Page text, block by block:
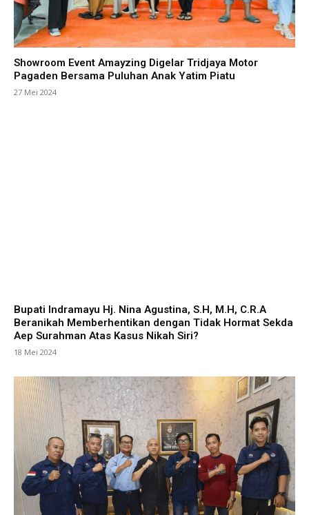
Showroom Event Amayzing Digelar Tridjaya Motor
Pagaden Bersama Puluhan Anak Yatim Piatu
27 Mei 2024
Bupati Indramayu Hj. Nina Agustina, S.H, M.H, C.R.A
Beranikah Memberhentikan dengan Tidak Hormat Sekda
Aep Surahman Atas Kasus Nikah Siri?
18 Mei 2024